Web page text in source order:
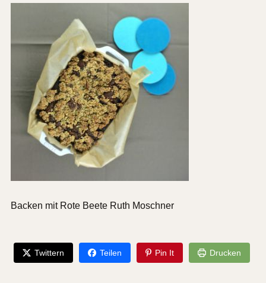
Backen mit Rote Beete Ruth Moschner
Twittern Teilen Pin It Drucken